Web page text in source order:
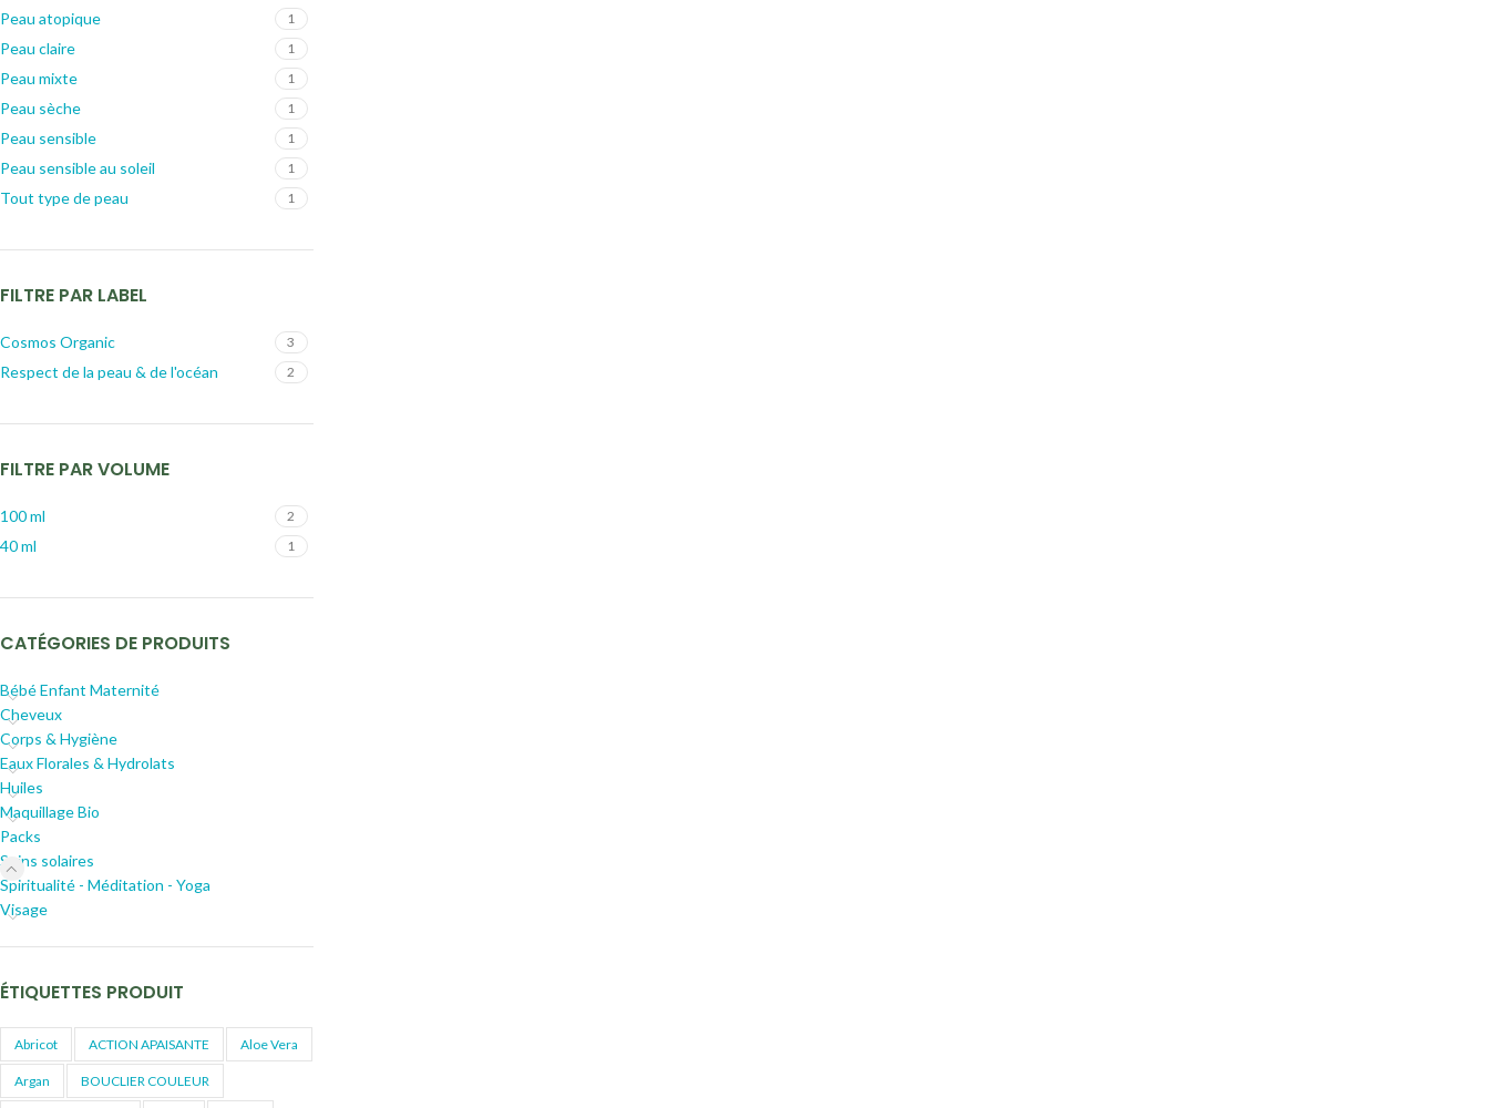
Peau atopique 1
Peau claire 1
Peau mixte 1
Peau sèche 1
Peau sensible 1
Peau sensible au soleil 1
Tout type de peau 1
FILTRE PAR LABEL
Cosmos Organic 3
Respect de la peau & de l'océan 2
FILTRE PAR VOLUME
100 ml 2
40 ml 1
CATÉGORIES DE PRODUITS
Bébé Enfant Maternité
Cheveux
Corps & Hygiène
Eaux Florales & Hydrolats
Huiles
Maquillage Bio
Packs
Soins solaires
Spiritualité - Méditation - Yoga
Visage
ÉTIQUETTES PRODUIT
Abricot ACTION APAISANTE Aloe Vera
Argan BOUCLIER COULEUR